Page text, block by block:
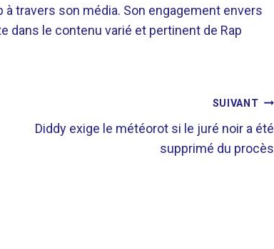
travers son média. Son engagement envers
dans le contenu varié et pertinent de Rap
SUIVANT
Diddy exige le météorot si le juré noir a été
supprimé du procès